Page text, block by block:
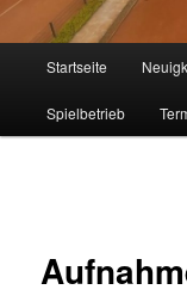
Startseite
Spielbetrieb